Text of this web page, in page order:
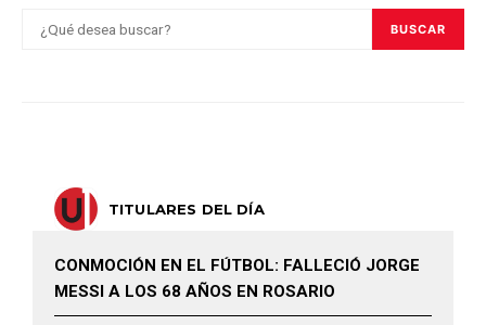
BUSCAR
TITULARES DEL DÍA
CONMOCIÓN EN EL FÚTBOL: FALLECIÓ JORGE
MESSI A LOS 68 AÑOS EN ROSARIO